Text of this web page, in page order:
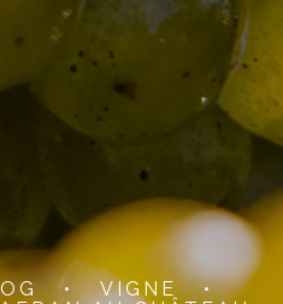
• VIGNE
•